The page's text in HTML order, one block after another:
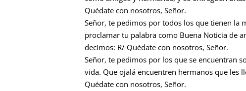
Quédate con nosotros, Señor.
Señor, te pedimos por todos los que tienen la
proclamar tu palabra como Buena Noticia de
decimos: R/ Quédate con nosotros, Señor.
Señor, te pedimos por los que se encuentran
vida. Que ojalá encuentren hermanos que les
Quédate con nosotros, Señor.